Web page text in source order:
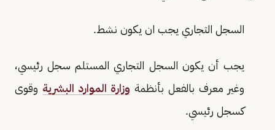
السجل التجاري يجب ان يكون نشط.
يجب أن يكون السجل التجاري المستلم سجل رئيسي،
وغير معرف بالفعل بأنظمة وزارة الموارد البشرية وقوى
كسجل رئيسي.